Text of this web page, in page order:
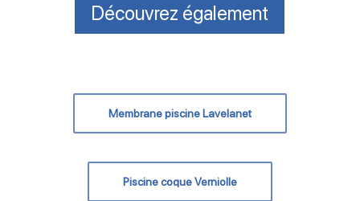
Découvrez également
Membrane piscine Lavelanet
Piscine coque Verniolle